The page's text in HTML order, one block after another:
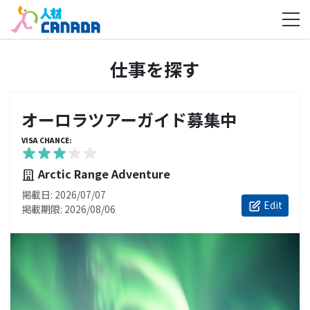
ホーム 仕事を探す
Adventure
仕事を探す
オーロラツアーガイド募集中
VISA CHANCE:
Arctic Range Adventure
掲載日: 2026/07/07
掲載期限: 2026/08/06
Edit